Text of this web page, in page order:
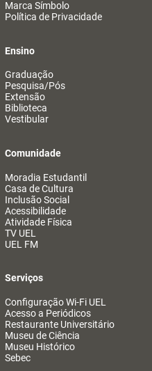
Marca Símbolo
Política de Privacidade
Ensino
Graduação
Pesquisa/Pós
Extensão
Biblioteca
Vestibular
Comunidade
Moradia Estudantil
Casa de Cultura
Inclusão Social
Acessibilidade
Atividade Física
TV UEL
UEL FM
Serviços
Configuração Wi-Fi UEL
Acesso a Periódicos
Restaurante Universitário
Museu de Ciência
Museu Histórico
Sebec